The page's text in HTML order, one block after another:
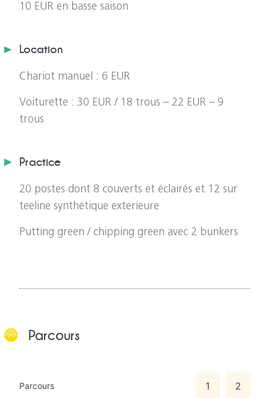
10 EUR en basse saison
Location
Chariot manuel : 6 EUR
Voiturette : 30 EUR / 18 trous – 22 EUR – 9
trous
Practice
20 postes dont 8 couverts et éclairés et 12 sur
teeline synthétique exterieure
Putting green / chipping green avec 2 bunkers
Parcours
Parcours 1 2